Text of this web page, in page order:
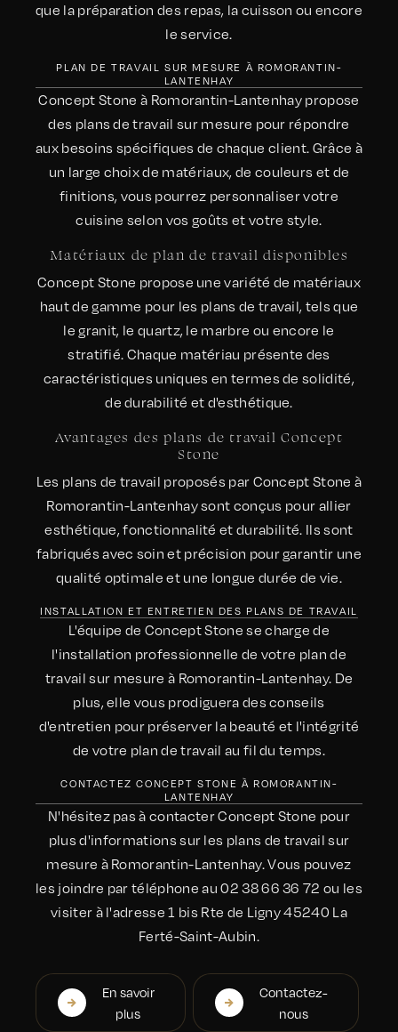
que la préparation des repas, la cuisson ou encore
le service.
PLAN DE TRAVAIL SUR MESURE À ROMORANTIN-
LANTENHAY
Concept Stone à Romorantin-Lantenhay propose
des plans de travail sur mesure pour répondre
aux besoins spécifiques de chaque client. Grâce à
un large choix de matériaux, de couleurs et de
finitions, vous pourrez personnaliser votre
cuisine selon vos goûts et votre style.
Matériaux de plan de travail disponibles
Concept Stone propose une variété de matériaux
haut de gamme pour les plans de travail, tels que
le granit, le quartz, le marbre ou encore le
stratifié. Chaque matériau présente des
caractéristiques uniques en termes de solidité,
de durabilité et d'esthétique.
Avantages des plans de travail Concept
Stone
Les plans de travail proposés par Concept Stone à
Romorantin-Lantenhay sont conçus pour allier
esthétique, fonctionnalité et durabilité. Ils sont
fabriqués avec soin et précision pour garantir une
qualité optimale et une longue durée de vie.
INSTALLATION ET ENTRETIEN DES PLANS DE TRAVAIL
L'équipe de Concept Stone se charge de
l'installation professionnelle de votre plan de
travail sur mesure à Romorantin-Lantenhay. De
plus, elle vous prodiguera des conseils
d'entretien pour préserver la beauté et l'intégrité
de votre plan de travail au fil du temps.
CONTACTEZ CONCEPT STONE À ROMORANTIN-
LANTENHAY
N'hésitez pas à contacter Concept Stone pour
plus d'informations sur les plans de travail sur
mesure à Romorantin-Lantenhay. Vous pouvez
les joindre par téléphone au 02 38 66 36 72 ou les
visiter à l'adresse 1 bis Rte de Ligny 45240 La
Ferté-Saint-Aubin.
En savoir
plus
Contactez-
nous